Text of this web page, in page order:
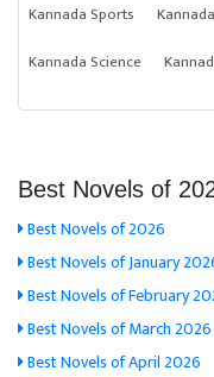
Kannada Sports
Kannada Science
Best Novels of
Best Novels of 2026
Best Novels of January
Best Novels of February
Best Novels of March 2026
Best Novels of April 2026